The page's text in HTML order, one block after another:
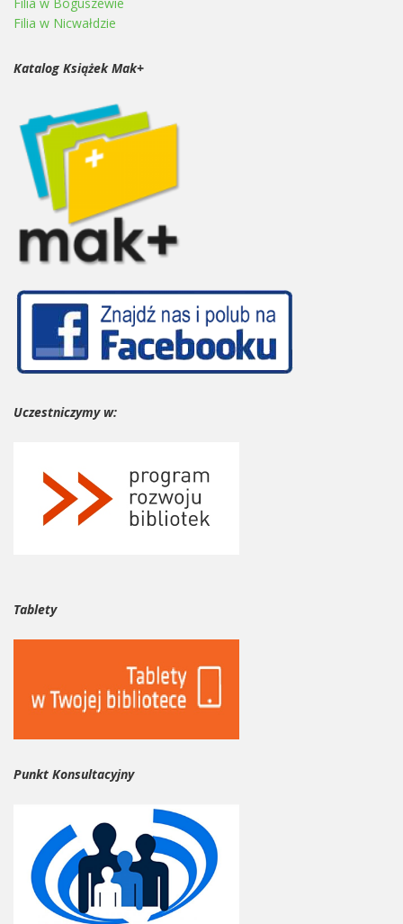
Filia w Nicwałdzie
Katalog Książek Mak+
Uczestniczymy w:
Tablety
Punkt Konsultacyjny